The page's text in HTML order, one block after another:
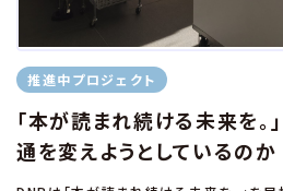
推進中プロジェクト
「本が読まれ続ける未来を
通を変えようとしているのか